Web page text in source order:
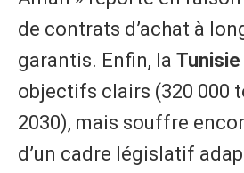
de contrats d’achat à
garantis. Enfin, la Tunisie
objectifs clairs (320 000
2030), mais souffre
d’un cadre législatif